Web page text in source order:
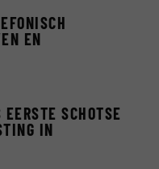
EN
SCHOTSE
IN